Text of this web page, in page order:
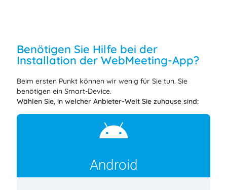
Benötigen Sie Hilfe bei der
Installation der WebMeeting-App?
Beim ersten Punkt können wir wenig für Sie tun. Sie
benötigen ein Smart-Device.
Wählen Sie, in welcher Anbieter-Welt Sie zuhause sind:
Android